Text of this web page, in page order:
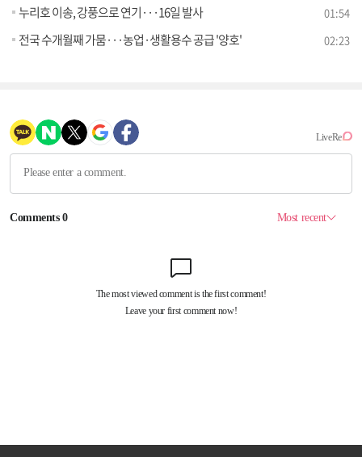
누리호 이송, 강풍으로 연기···16일 발사 01:54
전국 수개월째 가뭄···농업·생활용수 공급 '양호' 02:23